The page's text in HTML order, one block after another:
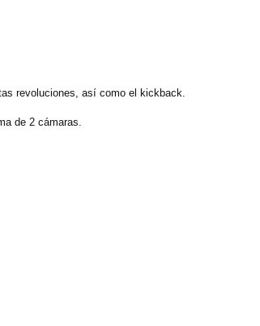
revoluciones, así como el kickback.
de 2 cámaras.